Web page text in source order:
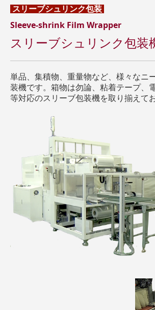
スリーブシュリンク包装
Sleeve-shrink Film Wrapper
スリーブシュリンク包装
単品、集積物、重量物など、様々なニ
装機です。箱物は勿論、粘着テープ、
等対応のスリーブ包装機を取り揃えて